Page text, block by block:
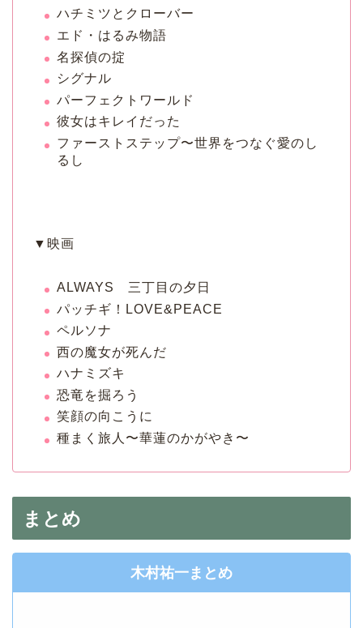
ハチミツとクローバー
エド・はるみ物語
名探偵の掟
シグナル
パーフェクトワールド
彼女はキレイだった
ファーストステップ〜世界をつなぐ愛のし
るし
▼映画
ALWAYS 三丁目の夕日
パッチギ！LOVE&PEACE
ペルソナ
西の魔女が死んだ
ハナミズキ
恐竜を掘ろう
笑顔の向こうに
種まく旅人〜華蓮のかがやき〜
まとめ
木村祐一まとめ